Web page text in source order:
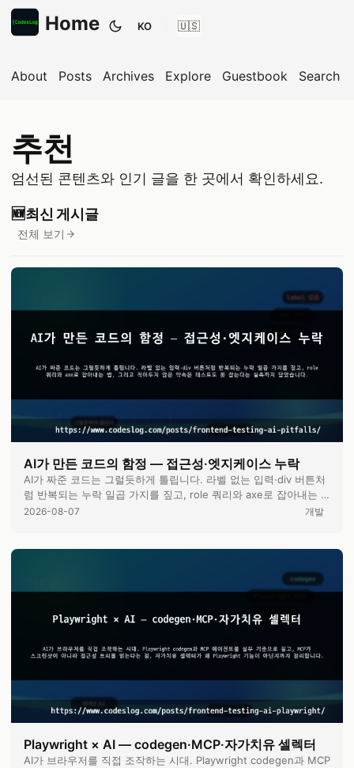
Home
테마 전환
KO
About Posts Archives Explore Guestbook Search
추천
엄선된 콘텐츠와 인기 글을 한 곳에서 확인하세요.
🆕최신 게시글
전체 보기
게시글
AI가 만든 코드의 함정 — 접근성·엣지케이스 누락
AI가 짜준 코드는 그럴듯하게 틀립니다. 라벨 없는 입력·div 버튼처
럼 반복되는 누락 일곱 가지를 짚고, role 쿼리와 axe로 잡아내는 …
2026-08-07 개발
Playwright × AI — codegen·MCP·자가치유 셀렉터
AI가 브라우저를 직접 조작하는 시대. Playwright codegen과 MCP